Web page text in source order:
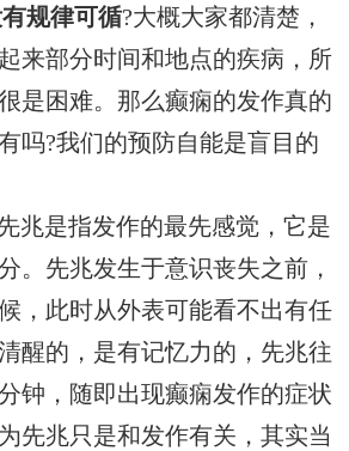
规律可循?大概大家都清楚，
来部分时间和地点的疾病，所
是困难。那么癫痫的发作真的
吗?我们的预防自能是盲目的
兆是指发作的最先感觉，它是
。先兆发生于意识丧失之前，
，此时从外表可能看不出有任
醒的，是有记忆力的，先兆往
钟，随即出现癫痫发作的症状
先兆只是和发作有关，其实当